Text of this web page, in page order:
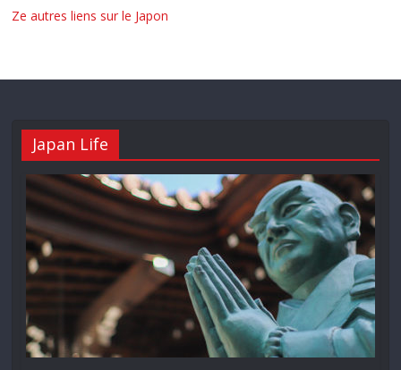
Ze autres liens sur le Japon
Japan Life